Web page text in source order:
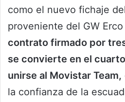
como el nuevo fichaje
proveniente del GW Erco
contrato firmado por
se convierte en el
unirse al Movistar Team,
la confianza de la